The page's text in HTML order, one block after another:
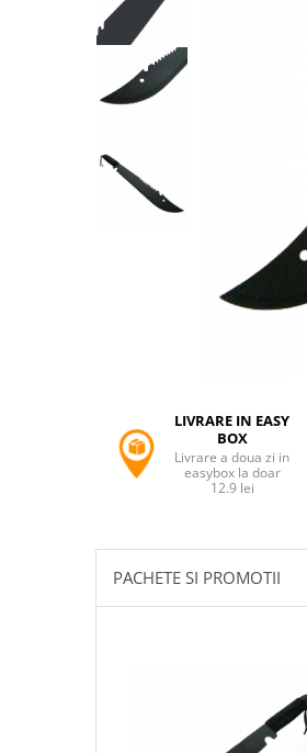
Cutite vanatoare
Briceaguri fluture & antrenament
Sabii & Macete
Accesori camping & drumetii
ARTICOLE SUPORTERI
SPORTURI DE ECHIPA
LIVRARE IN EASY
BOX
Livrare a doua zi in
easybox la doar
12.9 lei
PACHETE SI PROMOTII